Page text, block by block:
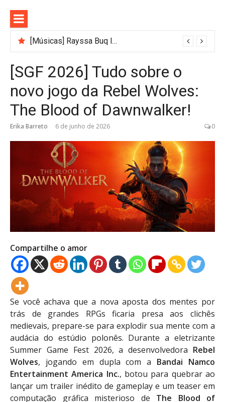
para
conteúdo
[Músicas] Rayssa Buq lança música gospel autoral e anuncia Buq Care 2026
[SGF 2026] Tudo sobre o
novo jogo da Rebel Wolves:
The Blood of Dawnwalker!
Erika Barreto 6 de junho de 2026 0
Compartilhe o amor
Se você achava que a nova aposta dos mentes por
trás de grandes RPGs ficaria presa aos clichês
medievais, prepare-se para explodir sua mente com a
audácia do estúdio polonês. Durante a eletrizante
Summer Game Fest 2026, a desenvolvedora Rebel
Wolves, jogando em dupla com a Bandai Namco
Entertainment America Inc., botou para quebrar ao
lançar um trailer inédito de gameplay e um teaser em
computação gráfica misterioso de The Blood of